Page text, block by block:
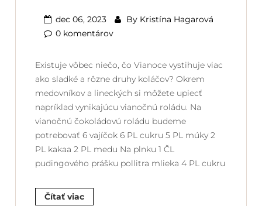
dec 06, 2023 By Kristína Hagarová
0 komentárov
Existuje vôbec niečo, čo Vianoce vystihuje viac
ako sladké a rôzne druhy koláčov? Okrem
medovníkov a lineckých si môžete upiecť
napríklad vynikajúcu vianočnú roládu. Na
vianočnú čokoládovú roládu budeme
potrebovať 6 vajíčok 6 PL cukru 5 PL múky 2
PL kakaa 2 PL medu Na plnku 1 ČL
pudingového prášku pollitra mlieka 4 PL cukru
Čítať viac